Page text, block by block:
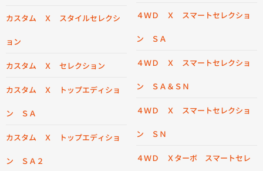
カスタム Ｘ スタイルセレクシ
ョン
カスタム Ｘ セレクション
カスタム Ｘ トップエディショ
ン ＳＡ
カスタム Ｘ トップエディショ
ン ＳＡ２
４ＷＤ Ｘ スマートセレクショ
ン ＳＡ
４ＷＤ Ｘ スマートセレクショ
ン ＳＡ＆ＳＮ
４ＷＤ Ｘ スマートセレクショ
ン ＳＮ
４ＷＤ Ｘターボ スマートセレ